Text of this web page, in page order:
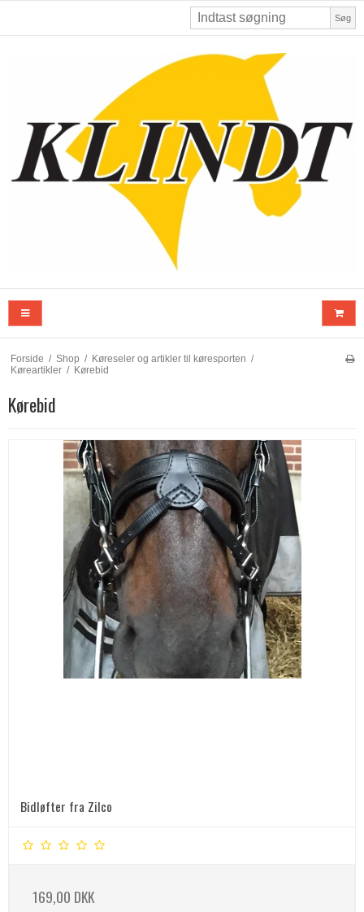
Søg
Forside / Shop / Køreseler og artikler til køresporten /
Køreartikler / Kørebid
Kørebid
Bidløfter fra Zilco
169,00 DKK